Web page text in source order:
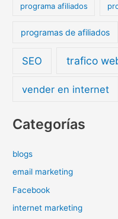
programa afiliados
programas de afiliados
SEO trafico
vender en internet
Categorías
blogs
email marketing
Facebook
internet marketing